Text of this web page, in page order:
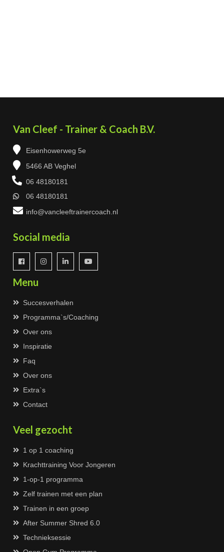
Van Cleef - Trainer & Coach B.V.
Eisenhowerweg 5e
5466 AB Veghel
06 48180181
06 48180181
info@vancleeftrainercoach.nl
Social media
Menu
Succesverhalen
Programma`s/Coaching
Over ons
Inspiratie
Faq
Over ons
Extra`s
Contact
Veel gezocht
1 op 1 coaching
Krachttraining Voor Jongeren
1-op-1 programma
Zelf trainen met een plan
Trainen in een groep
After Summer Shred 6.0
Technieksessie